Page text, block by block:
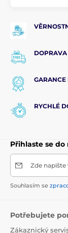
RYCHLÉ
Přihlaste se
Zde napište
Souhlasím se
Potřebujete
Zákaznický